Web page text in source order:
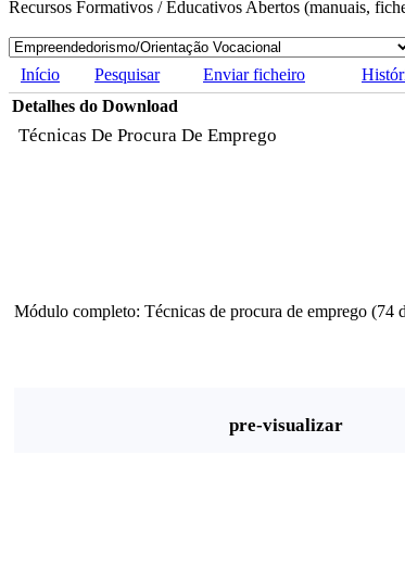
Recursos Formativos / Educativos Abertos (manuais,
Início Pesquisar Enviar ficheiro
Detalhes do Download
Técnicas De Procura De Emprego
Módulo completo: Técnicas de procura de emprego (74
pre-visualizar